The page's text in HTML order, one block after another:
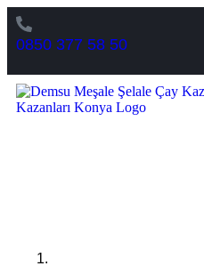
0850 377 58 50